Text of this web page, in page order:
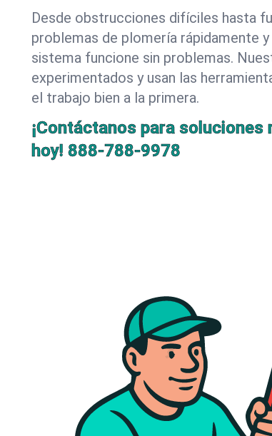
Desde obstrucciones difíciles hasta
problemas de plomería rápidamente
sistema funcione sin problemas.
experimentados y usan las
el trabajo bien a la primera.
¡Contáctanos para
hoy! 888-788-9978